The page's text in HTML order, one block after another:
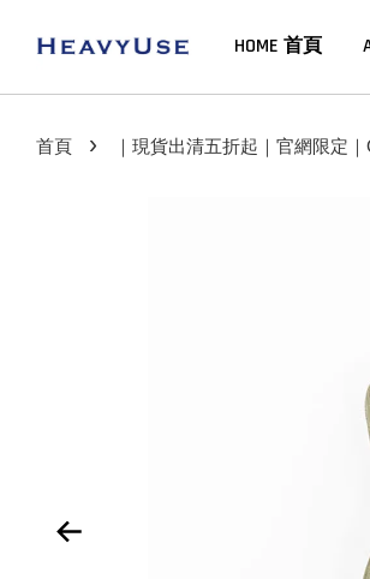
HOME 首頁
首頁 › ｜現貨出清五折起｜官網限定